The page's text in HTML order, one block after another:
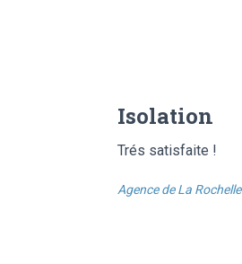
Isolation
Trés satisfaite !
Agence de La Rochelle